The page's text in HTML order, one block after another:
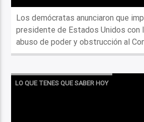
Los demócratas anunciaron que
presidente de Estados Unidos con
abuso de poder y obstrucción al
LO QUE TENES QUE SABER HOY